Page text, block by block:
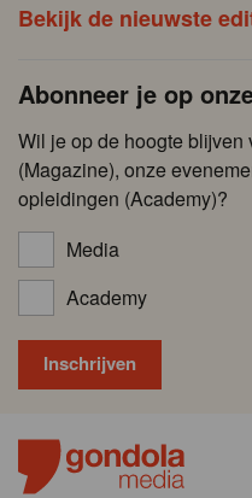
Bekijk de nieuwste
Abonneer je op
Wil je op de hoogte
(Magazine), onze
opleidingen (Academy)?
Media
Academy